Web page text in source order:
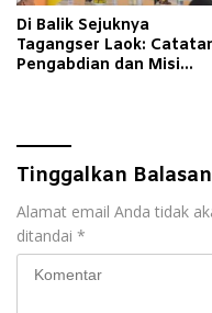
Di Balik Sejuknya
Tagangser Laok:
Pengabdian dan Misi
Tinggalkan Balasan
Alamat email Anda tidak
ditandai *